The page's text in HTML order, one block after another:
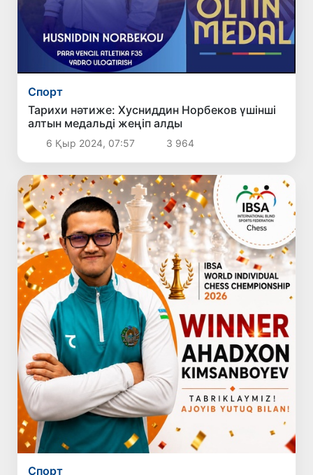
Спорт
Тарихи нәтиже: Хусниддин Норбеков үшінші
алтын медальді жеңіп алды
6 Қыр 2024, 07:57 3 964
Спорт